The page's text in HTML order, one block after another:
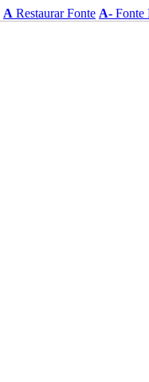
A Restaurar Fonte A- Fonte